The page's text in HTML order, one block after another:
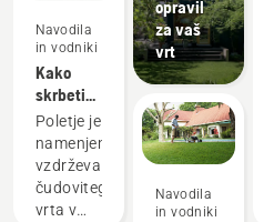
Navodila
in vodniki
Kako
skrbeti
za
poletno
trato – 6
najboljših
nasvetov
Poletje je
namenjeno
vzdrževanju
čudovitega
vrta v
opravil
za vaš
vrt
Navodila
in vodniki